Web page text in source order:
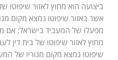
ביצועה הוא מחוץ לאזור שיפוטו
אשר באזור שיפוטו נמצא מקום
מפעלו של המעביד בישראל; אם
מחוץ לאזור שיפוטו של בית דין
שיפוטו נמצא מקום מגוריו של